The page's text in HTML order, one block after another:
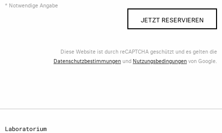
* Notwendige Angabe
JETZT RESERVIEREN
Diese Website ist durch reCAPTCHA geschützt und es gelten die
Datenschutzbestimmungen und Nutzungsbedingungenvon Google.
Laboratorium